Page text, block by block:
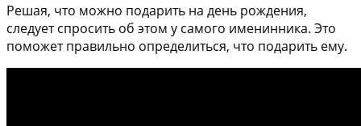
Решая, что можно подарить на день рождения,
следует спросить об этом у самого именинника. Это
поможет правильно определиться, что подарить ему.